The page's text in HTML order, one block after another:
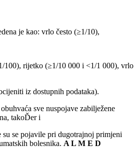
je kao: vrlo često (≥1/10),
100), rijetko (≥1/10 000 i <1/1 000), vrlo
iz dostupnih podataka).
sve nuspojave zabilježene
takoĎer i
se pojavile pri dugotrajnoj primjeni
bolesnika. A L M E D